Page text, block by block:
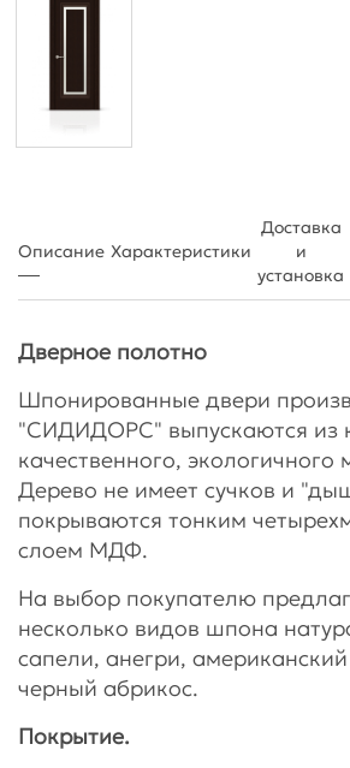
Описание Характеристики
Доставка
и
установка
Дверное полотно
Шпонированные двери
"СИДИДОРС" выпускаются из
качественного, экологичного
Дерево не имеет сучков и
покрываются тонким
слоем МДФ.
На выбор покупателю
несколько видов шпона
сапели, анегри, американский
черный абрикос.
Покрытие.